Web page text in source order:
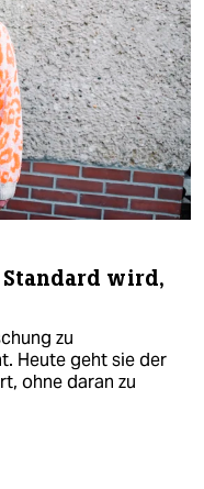
wird,
zu
Heute geht sie der
ohne daran zu